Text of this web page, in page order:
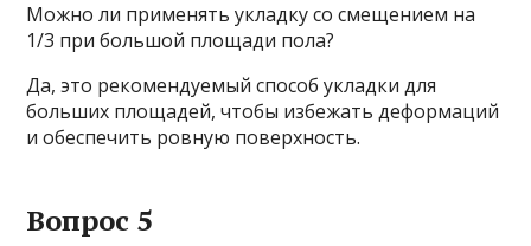
Можно ли применять укладку со смещением на
1/3 при большой площади пола?
Да, это рекомендуемый способ укладки для
больших площадей, чтобы избежать деформаций
и обеспечить ровную поверхность.
Вопрос 5